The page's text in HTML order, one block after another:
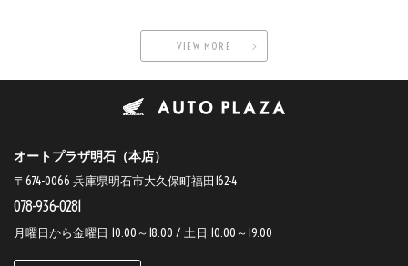
VIEW MORE
オートプラザ明石（本店）
〒674-0066 兵庫県明石市大久保町福田162-4
078-936-0281
月曜日から金曜日 10:00～18:00 / 土日 10:00～19:00